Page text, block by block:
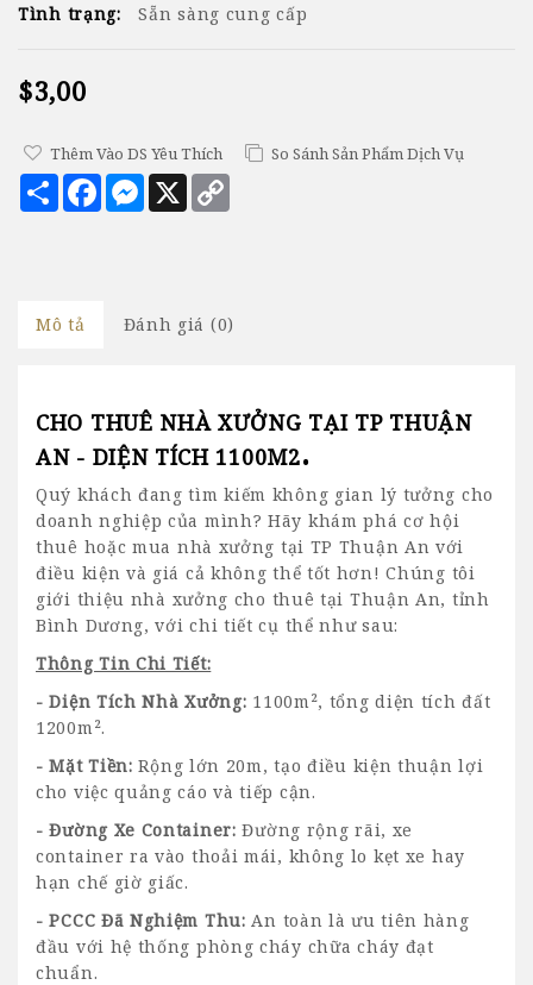
Tình trạng:
Sẵn sàng cung cấp
$3,00
Thêm Vào DS Yêu Thích So Sánh Sản Phẩm Dịch Vụ
Chia
sẻ
FacebookMessenger
X
Mô tả Đánh giá (0)
CHO THUÊ NHÀ XƯỞNG TẠI TP THUẬN
AN - DIỆN TÍCH 1100M2.
Quý khách đang tìm kiếm không gian lý tưởng cho
doanh nghiệp của mình? Hãy khám phá cơ hội
thuê hoặc mua nhà xưởng tại TP Thuận An với
điều kiện và giá cả không thể tốt hơn! Chúng tôi
giới thiệu nhà xưởng cho thuê tại Thuận An, tỉnh
Bình Dương, với chi tiết cụ thể như sau:
Thông Tin Chi Tiết:
-Diện Tích Nhà Xưởng: 1100m², tổng diện tích đất
1200m².
- Mặt Tiền:Rộng lớn 20m, tạo điều kiện thuận lợi
cho việc quảng cáo và tiếp cận.
- Đường Xe Container: Đường rộng rãi, xe
container ra vào thoải mái, không lo kẹt xe hay
hạn chế giờ giấc.
- PCCC Đã Nghiệm Thu: An toàn là ưu tiên hàng
đầu với hệ thống phòng cháy chữa cháy đạt
chuẩn.